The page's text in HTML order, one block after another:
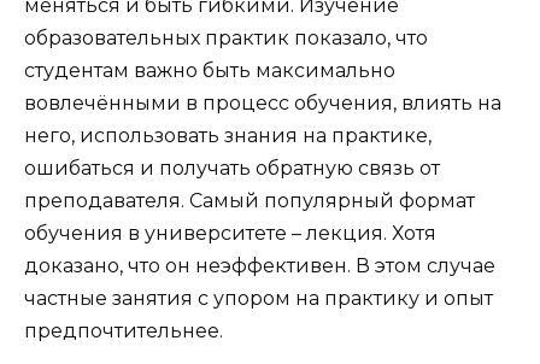
меняться и быть гибкими. Изучение
образовательных практик показало, что
студентам важно быть максимально
вовлечёнными в процесс обучения, влиять на
него, использовать знания на практике,
ошибаться и получать обратную связь от
преподавателя. Самый популярный формат
обучения в университете – лекция. Хотя
доказано, что он неэффективен. В этом случае
частные занятия с упором на практику и опыт
предпочтительнее.